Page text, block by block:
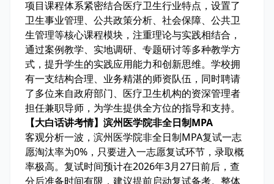
项目课程体系紧密结合医疗卫生行业特点，设置了
卫生事业管理、公共政策分析、社会保障、公共卫
生管理等核心课程模块，注重理论与实践相结合，
通过案例教学、实地调研、专题研讨等多种教学方
式，提升学生的实践应用能力和创新思维。学校拥
有一支结构合理、业务精湛的师资队伍，同时聘请
了多位来自政府部门、医疗卫生机构的资深管理者
担任兼职导师，为学生提供全方位的指导和支持。
【大白话讲考情】滨州医学院非全日制MPA
客观分析一波，滨州医学院非全日制MPA复试一志
愿淘汰率为0% ，只要进入一志愿复试环节，录取概
率极高。复试时间预计在2026年3月27日前后，查
分后准备时间有限，建议提前启动复试备考。整体